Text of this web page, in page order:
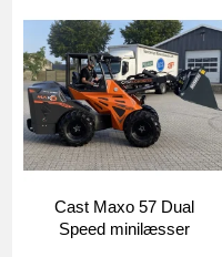
Cast Maxo 57 Dual
Speed minilæsser